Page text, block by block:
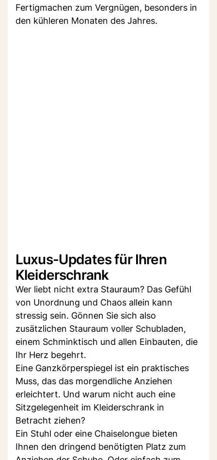
Fertigmachen zum Vergnügen, besonders in
den kühleren Monaten des Jahres.
Luxus-Updates für Ihren
Kleiderschrank
Wer liebt nicht extra Stauraum? Das Gefühl
von Unordnung und Chaos allein kann
stressig sein. Gönnen Sie sich also
zusätzlichen Stauraum voller Schubladen,
einem Schminktisch und allen Einbauten, die
Ihr Herz begehrt.
Eine Ganzkörperspiegel ist ein praktisches
Muss, das das morgendliche Anziehen
erleichtert. Und warum nicht auch eine
Sitzgelegenheit im Kleiderschrank in
Betracht ziehen?
Ein Stuhl oder eine Chaiselongue bieten
Ihnen den dringend benötigten Platz zum